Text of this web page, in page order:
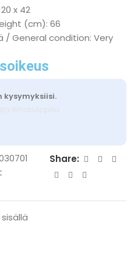
x 42
(cm): 66
/ General condition: Very
WhatsAppilla
Share: